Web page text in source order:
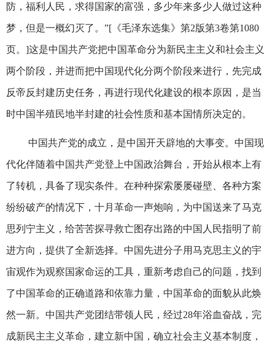
防，福利人民，求得国家的富强，多少年来多少人做过这种
梦，但是一概幻灭了。”[《毛泽东选集》第2版第3卷第1080
页。]这是中国共产党把中国革命分为新民主主义和社会主义
两个阶段，并进而把中国现代化分两个阶段来进行，先完成
反帝反封建历史任务，再进行现代化建设的根本原因，是当
时中国半殖民地半封建的社会性质和基本国情所决定的。
中国共产党的成立，是中国开天辟地的大事变。中国现
代化伴随着中国共产党登上中国政治舞台，开始从根本上有
了转机，具备了现实条件。在种种探索屡屡碰壁、各种方案
纷纷破产的情况下，十月革命一声炮响，为中国送来了马克
思列宁主义，给苦苦探寻救亡图存出路的中国人民指明了前
进方向，提供了全新选择。中国先进分子用马克思主义的宇
宙观作为观察国家命运的工具，重新考虑自己的问题，找到
了中国革命的正确道路和依靠力量，中国革命的面貌从此焕
然一新。中国共产党团结带领人民，经过28年浴血奋战，完
成新民主主义革命，建立新中国，确立社会主义基本制度，